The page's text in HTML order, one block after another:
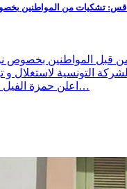
تشكيات من المواطنين
قبل المواطنين بخصوص
التونسية لاستغلال و
اعلن حمزة الفيل عن مركز البحوث…